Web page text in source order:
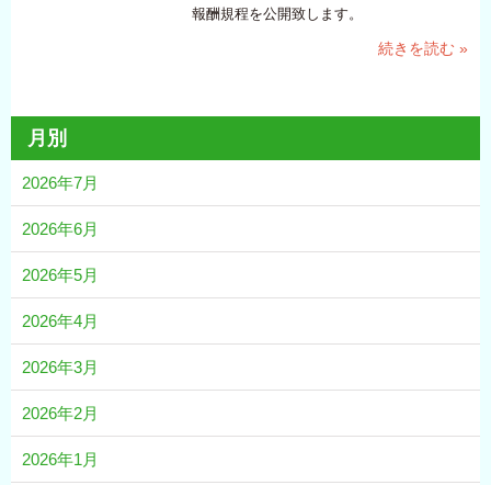
報酬規程を公開致します。
続きを読む »
月別
2026年7月
2026年6月
2026年5月
2026年4月
2026年3月
2026年2月
2026年1月